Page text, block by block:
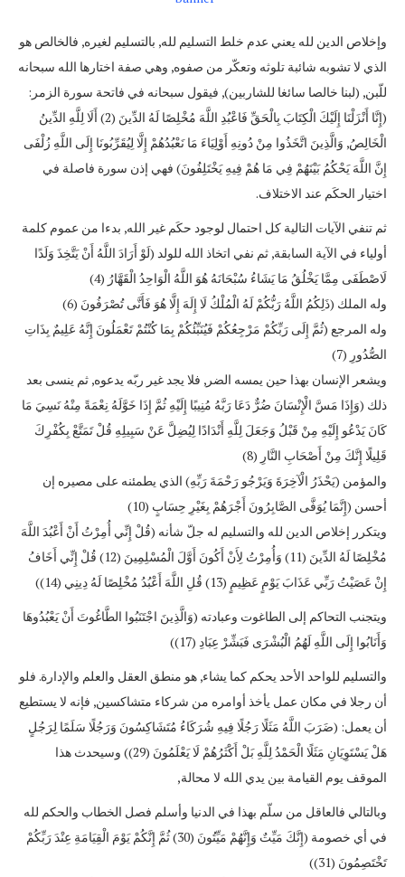
وإخلاص الدين لله يعني عدم خلط التسليم لله, بالتسليم لغيره, فالخالص هو
الذي لا تشوبه شائبة تلوثه وتعكّر من صفوه, وهي صفة اختارها الله سبحانه
للّبن, (لبنا خالصا سائغا للشاربين), فيقول سبحانه في فاتحة سورة الزمر:
(إِنَّا أَنْزَلْنَا إِلَيْكَ الْكِتَابَ بِالْحَقِّ فَاعْبُدِ اللَّهَ مُخْلِصًا لَهُ الدِّينَ (2) أَلَا لِلَّهِ الدِّينُ
الْخَالِصُ, وَالَّذِينَ اتَّخَذُوا مِنْ دُونِهِ أَوْلِيَاءَ مَا نَعْبُدُهُمْ إِلَّا لِيُقَرِّبُونَا إِلَى اللَّهِ زُلْفَى
إِنَّ اللَّهَ يَحْكُمُ بَيْنَهُمْ فِي مَا هُمْ فِيهِ يَخْتَلِفُونَ) فهي إذن سورة فاصلة في
اختيار الحكَم عند الاختلاف.
ثم تنفي الآيات التالية كل احتمال لوجود حكَم غير الله, بدءا من عموم كلمة
أولياء في الآية السابقة, ثم نفي اتخاذ الله للولد (لَوْ أَرَادَ اللَّهُ أَنْ يَتَّخِذَ وَلَدًا
لَاصْطَفَى مِمَّا يَخْلُقُ مَا يَشَاءُ سُبْحَانَهُ هُوَ اللَّهُ الْوَاحِدُ الْقَهَّارُ (4)
وله الملك (ذَلِكُمُ اللَّهُ رَبُّكُمْ لَهُ الْمُلْكُ لَا إِلَهَ إِلَّا هُوَ فَأَنَّى تُصْرَفُونَ (6)
وله المرجع (ثُمَّ إِلَى رَبِّكُمْ مَرْجِعُكُمْ فَيُنَبِّئُكُمْ بِمَا كُنْتُمْ تَعْمَلُونَ إِنَّهُ عَلِيمٌ بِذَاتِ
الصُّدُورِ (7)
ويشعر الإنسان بهذا حين يمسه الضر, فلا يجد غير ربّه يدعوه, ثم ينسى بعد
ذلك (وَإِذَا مَسَّ الْإِنْسَانَ ضُرٌّ دَعَا رَبَّهُ مُنِيبًا إِلَيْهِ ثُمَّ إِذَا خَوَّلَهُ نِعْمَةً مِنْهُ نَسِيَ مَا
كَانَ يَدْعُو إِلَيْهِ مِنْ قَبْلُ وَجَعَلَ لِلَّهِ أَنْدَادًا لِيُضِلَّ عَنْ سَبِيلِهِ قُلْ تَمَتَّعْ بِكُفْرِكَ
قَلِيلًا إِنَّكَ مِنْ أَصْحَابِ النَّارِ (8)
والمؤمن (يَحْذَرُ الْآخِرَةَ وَيَرْجُو رَحْمَةَ رَبِّهِ) الذي يطمئنه على مصيره إن
أحسن (إِنَّمَا يُوَفَّى الصَّابِرُونَ أَجْرَهُمْ بِغَيْرِ حِسَابٍ (10)
ويتكرر إخلاص الدين لله والتسليم له جلّ شأنه (قُلْ إِنِّي أُمِرْتُ أَنْ أَعْبُدَ اللَّهَ
مُخْلِصًا لَهُ الدِّينَ (11) وَأُمِرْتُ لِأَنْ أَكُونَ أَوَّلَ الْمُسْلِمِينَ (12) قُلْ إِنِّي أَخَافُ
إِنْ عَصَيْتُ رَبِّي عَذَابَ يَوْمٍ عَظِيمٍ (13) قُلِ اللَّهَ أَعْبُدُ مُخْلِصًا لَهُ دِينِي (14))
ويتجنب التحاكم إلى الطاغوت وعبادته (وَالَّذِينَ اجْتَنَبُوا الطَّاغُوتَ أَنْ يَعْبُدُوهَا
وَأَنَابُوا إِلَى اللَّهِ لَهُمُ الْبُشْرَى فَبَشِّرْ عِبَادِ (17))
والتسليم للواحد الأحد يحكم كما يشاء, هو منطق العقل والعلم والإدارة. فلو
أن رجلا في مكان عمل يأخذ أوامره من شركاء متشاكسين, فإنه لا يستطيع
أن يعمل: (ضَرَبَ اللَّهُ مَثَلًا رَجُلًا فِيهِ شُرَكَاءُ مُتَشَاكِسُونَ وَرَجُلًا سَلَمًا لِرَجُلٍ
هَلْ يَسْتَوِيَانِ مَثَلًا الْحَمْدُ لِلَّهِ بَلْ أَكْثَرُهُمْ لَا يَعْلَمُونَ (29)) وسيحدث هذا
الموقف يوم القيامة بين يدي الله لا محالة,
وبالتالي فالعاقل من سلّم بهذا في الدنيا وأسلم فصل الخطاب والحكم لله
في أي خصومة (إِنَّكَ مَيِّتٌ وَإِنَّهُمْ مَيِّتُونَ (30) ثُمَّ إِنَّكُمْ يَوْمَ الْقِيَامَةِ عِنْدَ رَبِّكُمْ
تَخْتَصِمُونَ (31))